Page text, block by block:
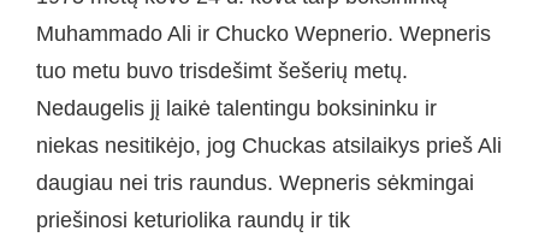
Muhammado Ali ir Chucko Wepnerio. Wepneris
tuo metu buvo trisdešimt šešerių metų.
Nedaugelis jį laikė talentingu boksininku ir
niekas nesitikėjo, jog Chuckas atsilaikys prieš Ali
daugiau nei tris raundus. Wepneris sėkmingai
priešinosi keturiolika raundų ir tik